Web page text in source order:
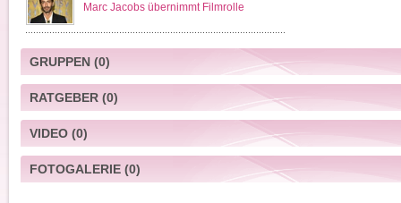
Marc Jacobs übernimmt Filmrolle
GRUPPEN(0)
RATGEBER(0)
VIDEO(0)
FOTOGALERIE(0)